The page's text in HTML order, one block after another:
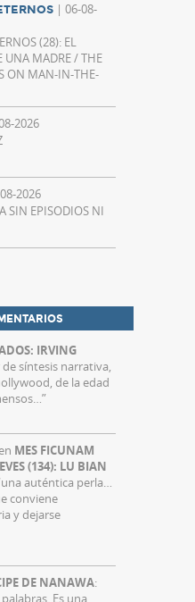
| 06-08-
(28): EL
UNA MADRE / THE
ON MAN-IN-THE-
2026
2026
SIN EPISODIOS NI
IRVING
síntesis narrativa,
de la edad
”
MES FICUNAM
(134): LU BIAN
una auténtica perla…
conviene
y dejarse
DE NANAWA:
Es una